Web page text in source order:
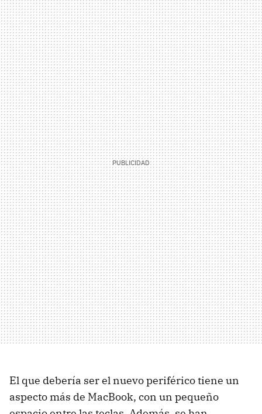
El que debería ser el nuevo periférico tiene un
aspecto más de MacBook, con un pequeño